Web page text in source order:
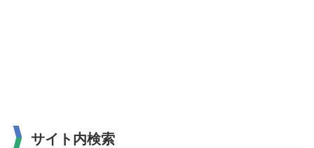
サイト内検索